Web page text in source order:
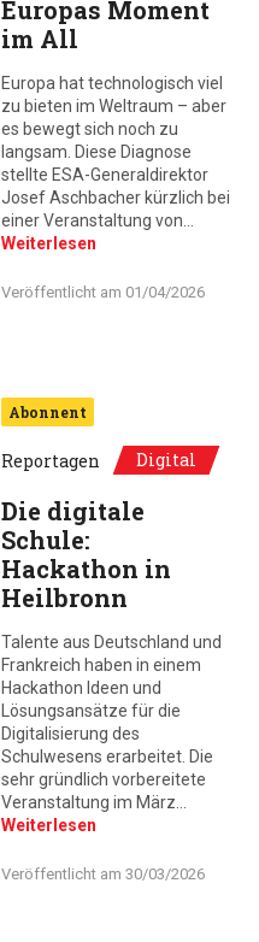
Europas Moment
im All
Europa hat technologisch viel
zu bieten im Weltraum – aber
es bewegt sich noch zu
langsam. Diese Diagnose
stellte ESA-Generaldirektor
Josef Aschbacher kürzlich bei
einer Veranstaltung von…
Weiterlesen
Veröffentlicht am 01/04/2026
Abonnent
Reportagen Digital
Die digitale
Schule:
Hackathon in
Heilbronn
Talente aus Deutschland und
Frankreich haben in einem
Hackathon Ideen und
Lösungsansätze für die
Digitalisierung des
Schulwesens erarbeitet. Die
sehr gründlich vorbereitete
Veranstaltung im März…
Weiterlesen
Veröffentlicht am 30/03/2026